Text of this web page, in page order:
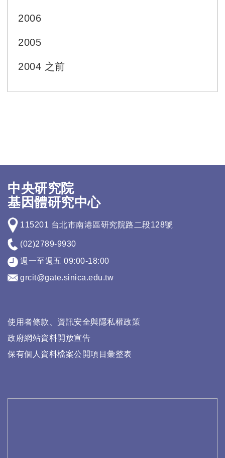
2006
2005
2004 之前
中央研究院
基因體研究中心
115201 台北市南港區研究院路二段128號
(02)2789-9930
週一至週五 09:00-18:00
grcit@gate.sinica.edu.tw
使用者條款、資訊安全與隱私權政策
政府網站資料開放宣告
保有個人資料檔案公開項目彙整表